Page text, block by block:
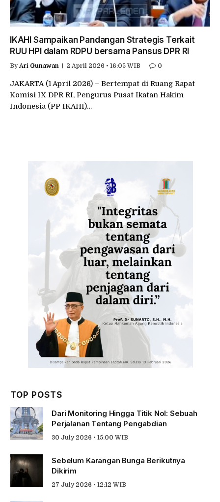
IKAHI Sampaikan Pandangan Strategis Terkait
RUU HPI dalam RDPU bersama Pansus DPR RI
By Ari Gunawan 2 April 2026 • 16:05 WIB 0
JAKARTA (1 April 2026) – Bertempat di Ruang Rapat
Komisi IX DPR RI, Pengurus Pusat Ikatan Hakim
Indonesia (PP IKAHI)…
TOP POSTS
Dari Monitoring Hingga Titik Nol: Sebuah
Perjalanan Tentang Pengabdian
30 July 2026 • 15:00 WIB
Sebelum Karangan Bunga Berikutnya
Dikirim
27 July 2026 • 12:12 WIB